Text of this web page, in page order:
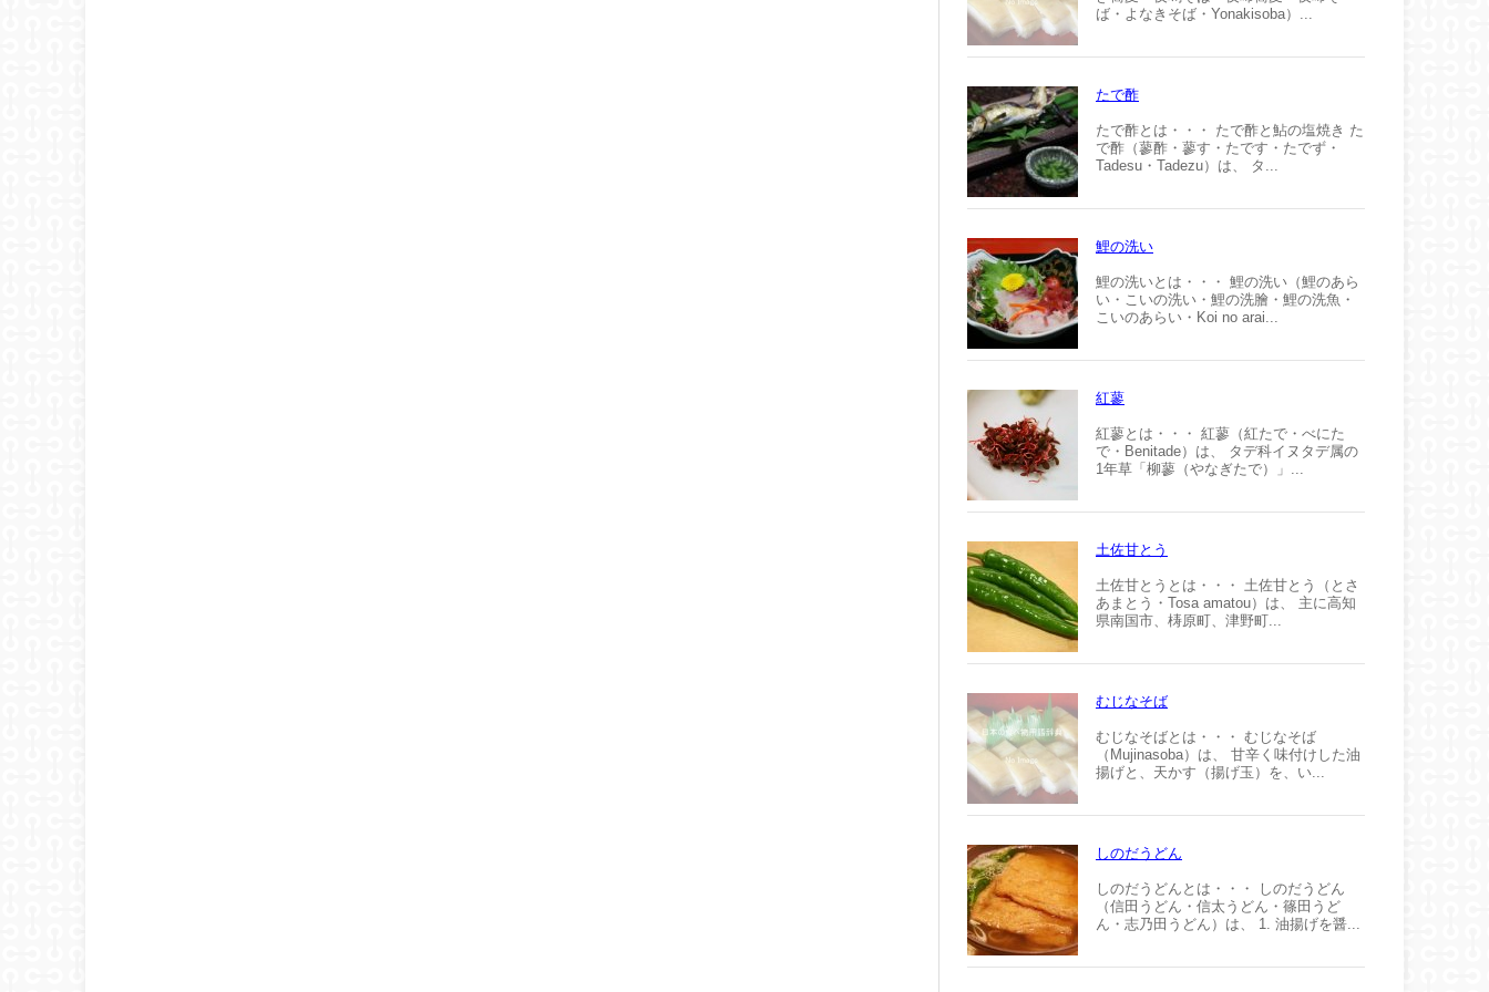
ば・よなきそば・Yonakisoba）...
たで酢
たで酢とは・・・ たで酢と鮎の塩焼き た
で酢（蓼酢・蓼す・たです・たでず・
Tadesu・Tadezu）は、 タ...
鯉の洗い
鯉の洗いとは・・・ 鯉の洗い（鯉のあら
い・こいの洗い・鯉の洗膾・鯉の洗魚・
こいのあらい・Koi no arai...
紅蓼
紅蓼とは・・・ 紅蓼（紅たで・べにた
で・Benitade）は、 タデ科イヌタデ属の
1年草「柳蓼（やなぎたで）」...
土佐甘とう
土佐甘とうとは・・・ 土佐甘とう（とさ
あまとう・Tosa amatou）は、 主に高知
県南国市、梼原町、津野町...
むじなそば
むじなそばとは・・・ むじなそば
（Mujinasoba）は、 甘辛く味付けした油
揚げと、天かす（揚げ玉）を、い...
しのだうどん
しのだうどんとは・・・ しのだうどん
（信田うどん・信太うどん・篠田うど
ん・志乃田うどん）は、 1. 油揚げを醤...